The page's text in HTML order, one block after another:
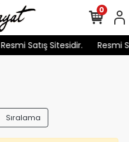
Resmi Satış Sitesidir. Resmi
0
Sıralama